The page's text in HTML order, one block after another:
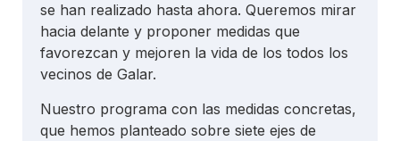
se han realizado hasta ahora. Queremos mirar
hacia delante y proponer medidas que
favorezcan y mejoren la vida de los todos los
vecinos de Galar.
Nuestro programa con las medidas concretas,
que hemos planteado sobre siete ejes de